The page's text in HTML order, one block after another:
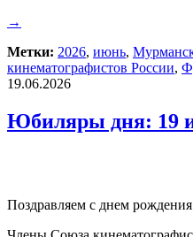
→
Метки: 2026, июнь,
кинематографистов России,
19.06.2026
Юбиляры дня: 19
Поздравляем с днем